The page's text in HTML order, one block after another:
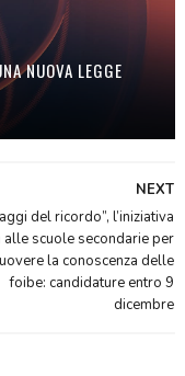
NUOVA LEGGE
NEXT
del ricordo”, l’iniziativa
scuole secondarie per
la conoscenza delle
foibe: candidature entro 9
dicembre